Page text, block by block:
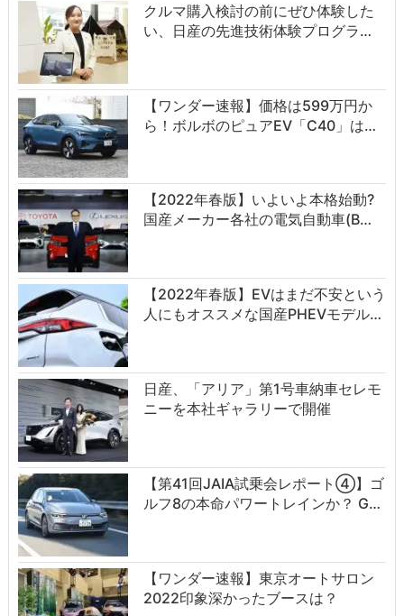
クルマ購入検討の前にぜひ体験した
い、日産の先進技術体験プログラ…
【ワンダー速報】価格は599万円か
ら！ボルボのピュアEV「C40」は…
【2022年春版】いよいよ本格始動?
国産メーカー各社の電気自動車(B…
【2022年春版】EVはまだ不安という
人にもオススメな国産PHEVモデル…
日産、「アリア」第1号車納車セレモ
ニーを本社ギャラリーで開催
【第41回JAIA試乗会レポート④】ゴ
ルフ8の本命パワートレインか？ G…
【ワンダー速報】東京オートサロン
2022印象深かったブースは？